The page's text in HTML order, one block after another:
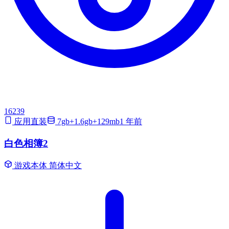
16239
应用直装
7gb+1.6gb+129mb1 年前
白色相簿2
游戏本体 简体中文